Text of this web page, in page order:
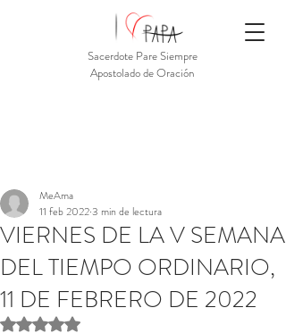
Sacerdote Pare Siempre
Apostolado de Oración
VIERNES DE LA V SEMANA
DEL TIEMPO ORDINARIO,
11 DE FEBRERO DE 2022
MeAma
11 feb 20223 min de lectura
Obtuvo NaN de 5 estrellas.